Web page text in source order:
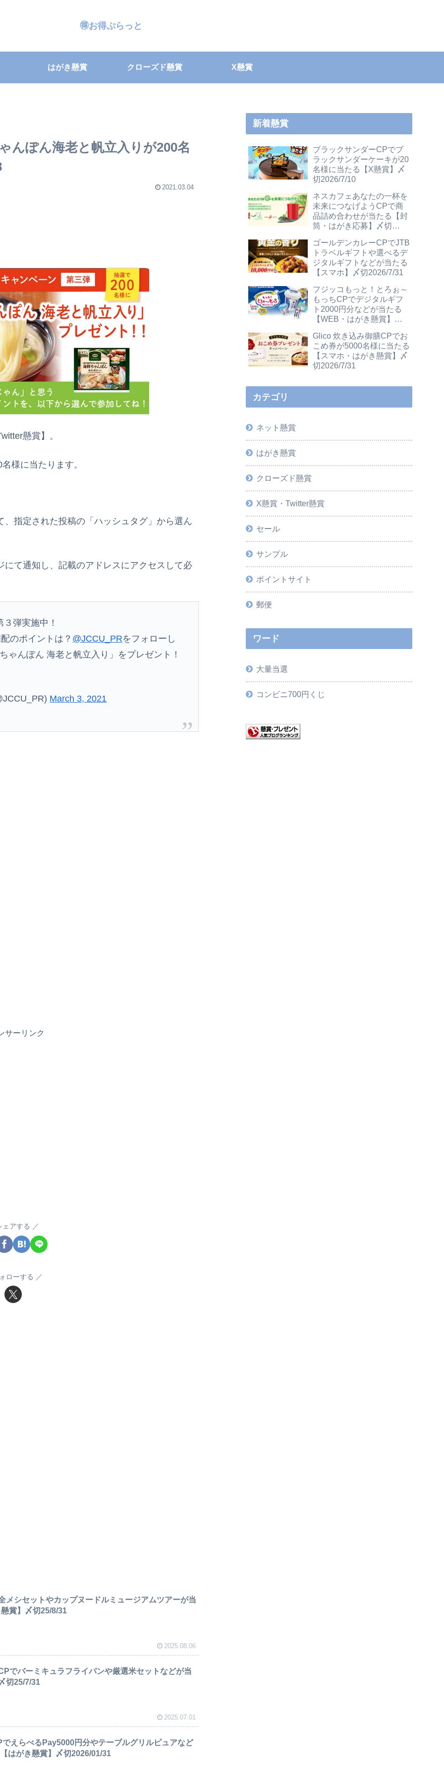
🉐お得ぷらっと
はがき懸賞 クローズド懸賞 X懸賞
んぽん海老と帆立入りが200名
2021.03.04
懸賞】。
様に当たります。
指定された投稿の「ハッシュタグ」から選ん
て通知し、記載のアドレスにアクセスして必
弾実施中！
のポイントは？ @JCCU_PRをフォローし
ゃんぽん 海老と帆立入り」をプレゼント！
March 3, 2021
サーリンク
ェアする
ローする
メシセットやカップヌードルミュージアムツアーが当
賞】〆切25/8/31
2025.08.06
でバーミキュラフライパンや厳選米セットなどが当
切25/7/31
2025.07.01
えらべるPay5000円分やテーブルグリルピュアなど
はがき懸賞】〆切2026/01/31
新着懸賞
ブラックサンダーCPでブ
ラックサンダーケーキが20
名様に当たる【X懸賞】〆
切2026/7/10
ネスカフェあなたの一杯を
未来につなげようCPで商
品詰め合わせが当たる【封
筒・はがき応募】〆切
ゴールデンカレーCPでJTB
トラベルギフトや選べるデ
ジタルギフトなどが当たる
【スマホ】〆切2026/7/31
フジッコもっと！とろぉ～
もっちCPでデジタルギフ
ト2000円分などが当たる
【WEB・はがき懸賞】〆
Glico 炊き込み御膳CPでお
こめ券が5000名様に当たる
【スマホ・はがき懸賞】〆
切2026/7/31
カテゴリ
ネット懸賞
はがき懸賞
クローズド懸賞
X懸賞・Twitter懸賞
セール
サンプル
ポイントサイト
郵便
ワード
大量当選
コンビニ700円くじ